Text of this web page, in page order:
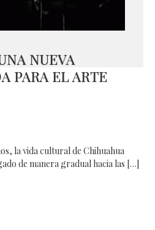
NUEVA
PARA EL ARTE
la vida cultural de Chihuahua
de manera gradual hacia las […]